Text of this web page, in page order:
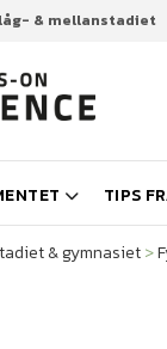
& mellanstadiet
TIPS
& gymnasiet
& gymnasiet>